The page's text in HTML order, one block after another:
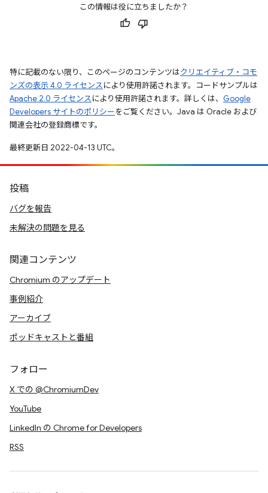
この情報は役に立ちましたか？
特に記載のない限り、このページのコンテンツはクリエイティブ・コモ
ンズの表示 4.0 ライセンスにより使用許諾されます。コードサンプルは
Apache 2.0 ライセンスにより使用許諾されます。詳しくは、 Google
Developers サイトのポリシーをご覧ください。Java は Oracle および
関連会社の登録商標です。
最終更新日 2022-04-13 UTC。
投稿
バグを報告
未解決の問題を見る
関連コンテンツ
Chromium のアップデート
事例紹介
アーカイブ
ポッドキャストと番組
フォロー
X での @ChromiumDev
YouTube
LinkedIn の Chrome for Developers
RSS